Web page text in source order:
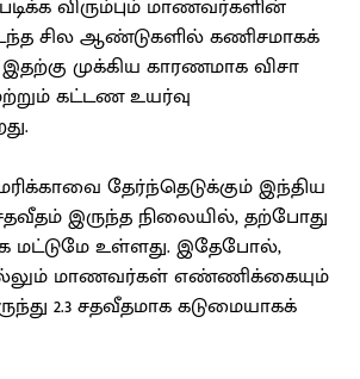
விரும்பும் மாணவர்களின்
சில ஆண்டுகளில் கணிசமாகக்
முக்கிய காரணமாக விசா
கட்டண உயர்வு
தேர்ந்தெடுக்கும் இந்திய
இருந்த நிலையில், தற்போது
மட்டுமே உள்ளது. இதேபோல்,
மாணவர்கள் எண்ணிக்கையும்
2.3 சதவீதமாக கடுமையாகக்